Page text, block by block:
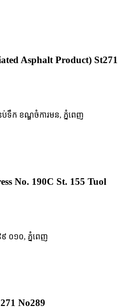
Asphalt Product) St271
ប់ទឹក ខណ្ឌចំការមន, ភ្នំពេញ
No. 190C St. 155 Tuol
៩ ០១០, ភ្នំពេញ
No289